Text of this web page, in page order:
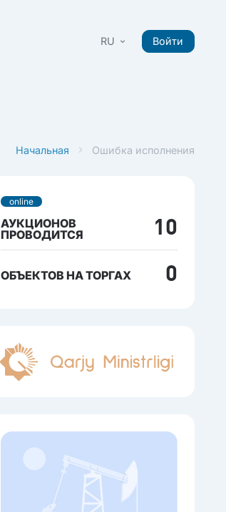
RU Войти
Начальная Ошибка исполнения
online
АУКЦИОНОВ
ПРОВОДИТСЯ
10
ОБЪЕКТОВ НА ТОРГАХ 0